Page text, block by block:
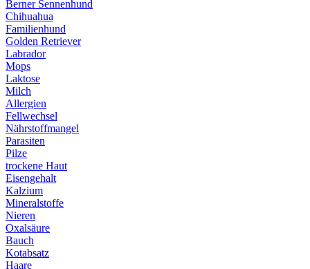
Berner Sennenhund
Chihuahua
Familienhund
Golden Retriever
Labrador
Mops
Laktose
Milch
Allergien
Fellwechsel
Nährstoffmangel
Parasiten
Pilze
trockene Haut
Eisengehalt
Kalzium
Mineralstoffe
Nieren
Oxalsäure
Bauch
Kotabsatz
Haare